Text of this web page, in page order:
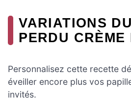
VARIATIONS
PERDU CRÈME
Personnalisez cette recette
éveiller encore plus vos
invités.